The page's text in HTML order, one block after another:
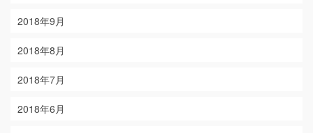
2018年9月
2018年8月
2018年7月
2018年6月